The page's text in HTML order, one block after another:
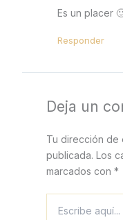
Es un placer
Responder
Deja un
Tu dirección de
publicada. Los
marcados con *
aquí...